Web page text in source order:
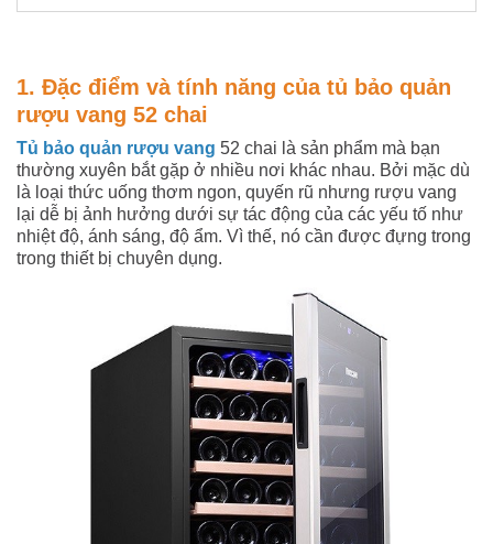
1. Đặc điểm và tính năng của tủ bảo quản
rượu vang 52 chai
Tủ bảo quản rượu vang 52 chai là sản phẩm mà bạn
thường xuyên bắt gặp ở nhiều nơi khác nhau. Bởi mặc dù
là loại thức uống thơm ngon, quyến rũ nhưng rượu vang
lại dễ bị ảnh hưởng dưới sự tác động của các yếu tố như
nhiệt độ, ánh sáng, độ ẩm. Vì thế, nó cần được đựng trong
trong thiết bị chuyên dụng.